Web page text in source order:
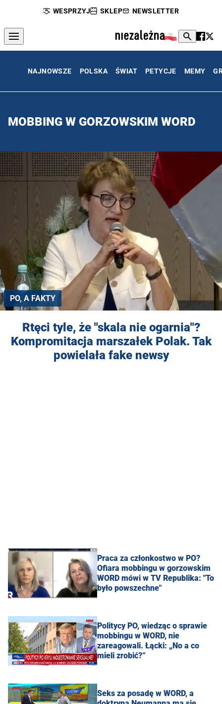
WESPRZYJ SKLEP NEWSLETTER
NAJNOWSZE POLSKA ŚWIAT PETYCJE MEMY
MOBBING W GORZOWSKIM WORD
PO, A FAKTY
Rtęci tyle, że "skala nie ogarnia"?
Kompromitacja marszałek Polak. Tak
powielała fake newsy
Praca za członkostwo w PO?
Ofiara mobbingu w gorzowskim
WORD mówi w TV Republika: "To
było powszechne"
Politycy PO, wiedząc o sprawie
mobbingu w WORD, nie
zareagowali. Łącki: „No a co
mieli zrobić?”
Seks za posadę w WORD, a